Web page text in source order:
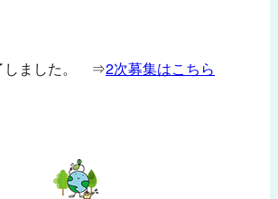
しました。 ⇒2次募集はこちら